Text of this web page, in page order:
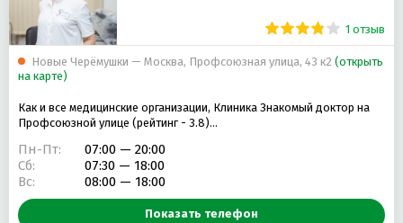
1 отзыв
Новые Черёмушки — Москва, Профсоюзная улица, 43 к2 (открыть
на карте)
Как и все медицинские организации, Клиника Знакомый доктор на
Профсоюзной улице (рейтинг - 3.8)…
Пн-Пт:
07:00 — 20:00
Сб:
07:30 — 18:00
Вс:
08:00 — 18:00
Показать телефон